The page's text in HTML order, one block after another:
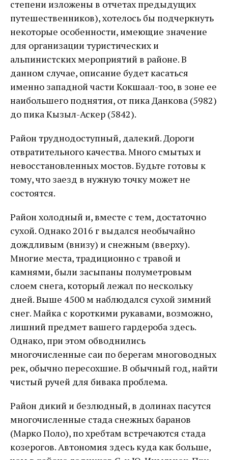
степени изложены в отчетах предыдущих
путешественников), хотелось бы подчеркнуть
некоторые особенности, имеющие значение
для организации туристических и
альпинистских мероприятий в районе. В
данном случае, описание будет касаться
именно западной части Кокшаал-тоо, в зоне ее
наибольшего поднятия, от пика Данкова (5982)
до пика Кызыл-Аскер (5842).
Район труднодоступный, далекий. Дороги
отвратительного качества. Много смытых и
невосстановленных мостов. Будьте готовы к
тому, что заезд в нужную точку может не
состоятся.
Район холодный и, вместе с тем, достаточно
сухой. Однако 2016 г выдался необычайно
дождливым (внизу) и снежным (вверху).
Многие места, традиционно с травой и
камнями, были засыпаны полуметровым
слоем снега, который лежал по нескольку
дней. Выше 4500 м наблюдался сухой зимний
снег. Майка с короткими рукавами, возможно,
лишний предмет вашего гардероба здесь.
Однако, при этом обводнились
многочисленные саи по берегам многоводных
рек, обычно пересохшие. В обычный год, найти
чистый ручей для бивака проблема.
Район дикий и безлюдный, в долинах пасутся
многочисленные стада снежных баранов
(Марко Поло), по хребтам встречаются стада
козерогов. Автономия здесь куда как больше,